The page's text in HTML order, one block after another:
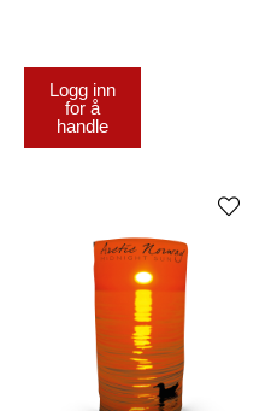
Logg inn
for å
handle